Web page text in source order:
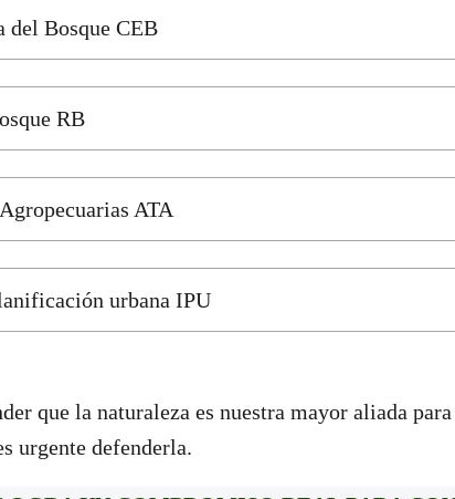
del Bosque CEB
RB
ATA
urbana IPU
que la naturaleza es nuestra mayor aliada
urgente defenderla.